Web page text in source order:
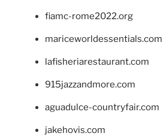
fiamc-rome2022.org
mariceworldessentials.com
lafisheriarestaurant.com
915jazzandmore.com
aguadulce-countryfair.com
jakehovis.com